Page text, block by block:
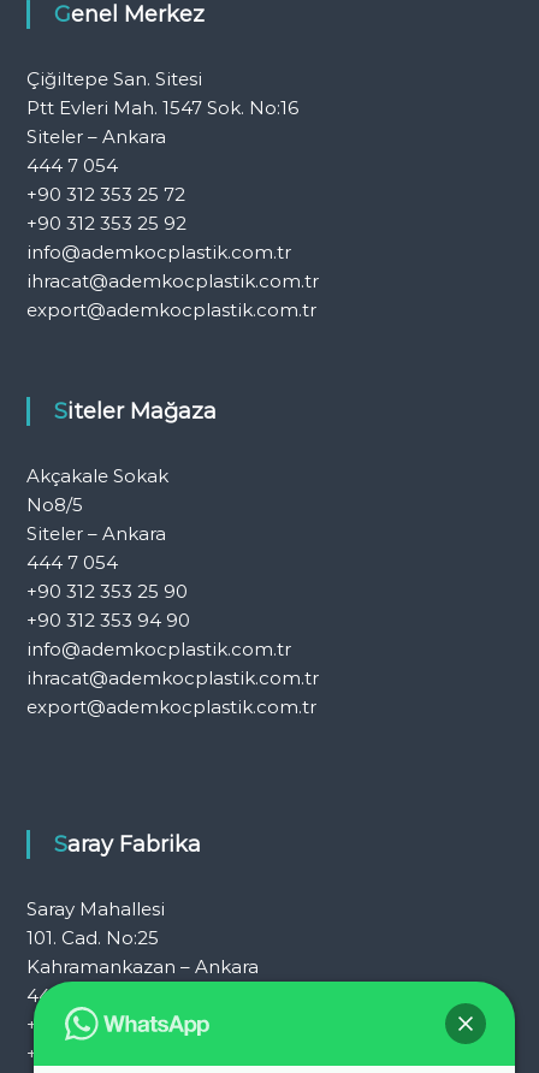
Genel Merkez
Çiğiltepe San. Sitesi
Ptt Evleri Mah. 1547 Sok. No:16
Siteler – Ankara
444 7 054
+90 312 353 25 72
+90 312 353 25 92
info@ademkocplastik.com.tr
ihracat@ademkocplastik.com.tr
export@ademkocplastik.com.tr
Siteler Mağaza
Akçakale Sokak
No8/5
Siteler – Ankara
444 7 054
+90 312 353 25 90
+90 312 353 94 90
info@ademkocplastik.com.tr
ihracat@ademkocplastik.com.tr
export@ademkocplastik.com.tr
Saray Fabrika
Saray Mahallesi
101. Cad. No:25
Kahramankazan – Ankara
444 7 054
+90 312 353 25 72
+90 312 353 25 92